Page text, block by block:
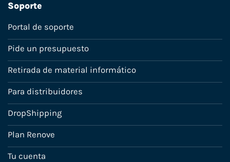
Soporte
Portal de soporte
Pide un presupuesto
Retirada de material informático
Para distribuidores
DropShipping
Plan Renove
Tu cuenta